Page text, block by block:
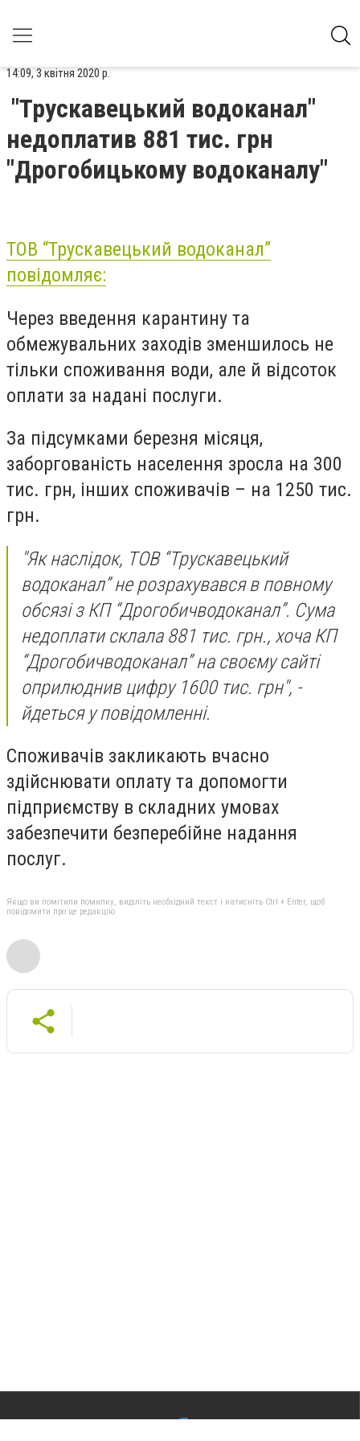
14:09, 3 квітня 2020 р.
"Трускавецький водоканал"
недоплатив 881 тис. грн
"Дрогобицькому водоканалу"
ТОВ “Трускавецький водоканал”
повідомляє:
Через введення карантину та
обмежувальних заходів зменшилось не
тільки споживання води, але й відсоток
оплати за надані послуги.
За підсумками березня місяця,
заборгованість населення зросла на 300
тис. грн, інших споживачів – на 1250 тис.
грн.
"Як наслідок, ТОВ “Трускавецький
водоканал” не розрахувався в повному
обсязі з КП “Дрогобичводоканал”. Сума
недоплати склала 881 тис. грн., хоча КП
“Дрогобичводоканал” на своєму сайті
оприлюднив цифру 1600 тис. грн", -
йдеться у повідомленні.
Споживачів закликають вчасно
здійснювати оплату та допомогти
підприємству в складних умовах
забезпечити безперебійне надання
послуг.
Якщо ви помітили помилку, виділіть необхідний текст і натисніть Ctrl + Enter, щоб
повідомити про це редакцію